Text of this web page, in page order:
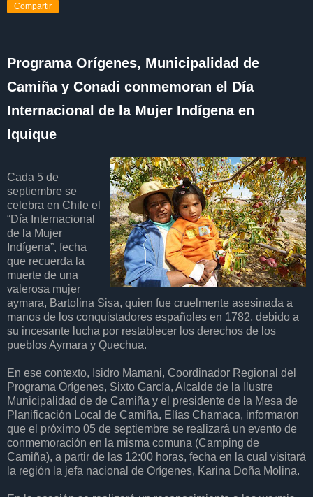
Compartir
Programa Orígenes, Municipalidad de
Camiña y Conadi conmemoran el Día
Internacional de la Mujer Indígena en
Iquique
Cada 5 de
septiembre se
celebra en Chile el
“Día Internacional
de la Mujer
Indígena”, fecha
que recuerda la
muerte de una
valerosa mujer
aymara, Bartolina Sisa, quien fue cruelmente asesinada a
manos de los conquistadores españoles en 1782, debido a
su incesante lucha por restablecer los derechos de los
pueblos Aymara y Quechua.
En ese contexto, Isidro Mamani, Coordinador Regional del
Programa Orígenes, Sixto García, Alcalde de la Ilustre
Municipalidad de de Camiña y el presidente de la Mesa de
Planificación Local de Camiña, Elías Chamaca, informaron
que el próximo 05 de septiembre se realizará un evento de
conmemoración en la misma comuna (Camping de
Camiña), a partir de las 12:00 horas, fecha en la cual visitará
la región la jefa nacional de Orígenes, Karina Doña Molina.